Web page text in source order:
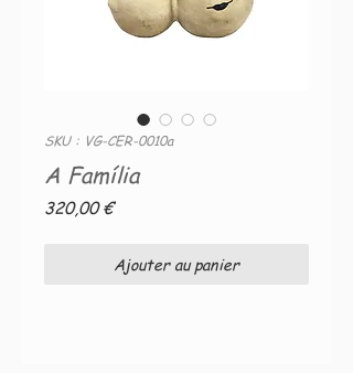
SKU : VG-CER-0010a
A Família
320,00 €Prix
Ajouter au panier